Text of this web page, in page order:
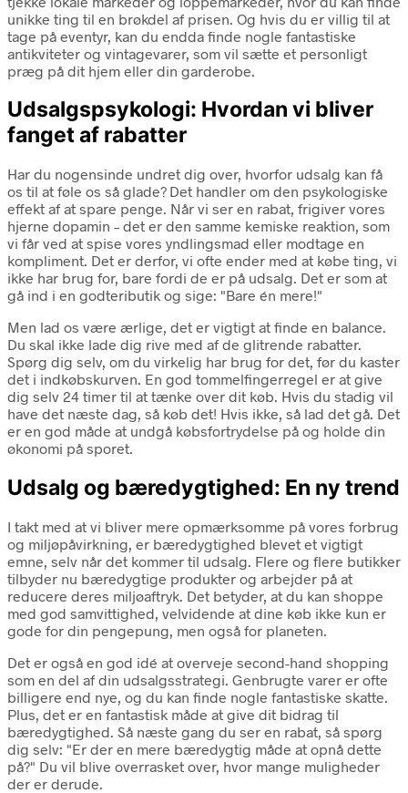
unikke ting til en brøkdel af prisen. Og hvis du er villig til at
tage på eventyr, kan du endda finde nogle fantastiske
antikviteter og vintagevarer, som vil sætte et personligt
præg på dit hjem eller din garderobe.
Udsalgspsykologi: Hvordan vi bliver
fanget af rabatter
Har du nogensinde undret dig over, hvorfor udsalg kan få
os til at føle os så glade? Det handler om den psykologiske
effekt af at spare penge. Når vi ser en rabat, frigiver vores
hjerne dopamin – det er den samme kemiske reaktion, som
vi får ved at spise vores yndlingsmad eller modtage en
kompliment. Det er derfor, vi ofte ender med at købe ting, vi
ikke har brug for, bare fordi de er på udsalg. Det er som at
gå ind i en godteributik og sige: "Bare én mere!"
Men lad os være ærlige, det er vigtigt at finde en balance.
Du skal ikke lade dig rive med af de glitrende rabatter.
Spørg dig selv, om du virkelig har brug for det, før du kaster
det i indkøbskurven. En god tommelfingerregel er at give
dig selv 24 timer til at tænke over dit køb. Hvis du stadig vil
have det næste dag, så køb det! Hvis ikke, så lad det gå. Det
er en god måde at undgå købsfortrydelse på og holde din
økonomi på sporet.
Udsalg og bæredygtighed: En ny trend
I takt med at vi bliver mere opmærksomme på vores forbrug
og miljøpåvirkning, er bæredygtighed blevet et vigtigt
emne, selv når det kommer til udsalg. Flere og flere butikker
tilbyder nu bæredygtige produkter og arbejder på at
reducere deres miljøaftryk. Det betyder, at du kan shoppe
med god samvittighed, velvidende at dine køb ikke kun er
gode for din pengepung, men også for planeten.
Det er også en god idé at overveje second-hand shopping
som en del af din udsalgsstrategi. Genbrugte varer er ofte
billigere end nye, og du kan finde nogle fantastiske skatte.
Plus, det er en fantastisk måde at give dit bidrag til
bæredygtighed. Så næste gang du ser en rabat, så spørg
dig selv: "Er der en mere bæredygtig måde at opnå dette
på?" Du vil blive overrasket over, hvor mange muligheder
der er derude.